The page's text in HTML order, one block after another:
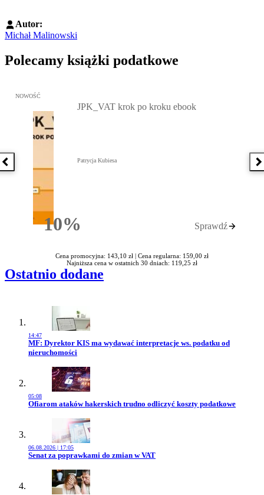
Autor:
Michał Malinowski
Polecamy książki podatkowe
Poprzednia książka
Przejdź do: JPK_VAT krok po kroku ebook, Patrycja Kubiesa -
NOWOŚĆ
10%Rabatu
JPK_VAT krok po kroku ebook
Patrycja Kubiesa
Sprawdź
Cena promocyjna: 143,10 zł | Cena regularna: 159,00 zł
Najniższa cena w ostatnich 30 dniach: 119,25 zł
Ostatnio dodane
14:47
Przejdź do artykułu:
MF: Dyrektor KIS ma wydawać interpretacje ws. podatku od
nieruchomości
05:08
Przejdź do artykułu:
Ofiarom ataków hakerskich trudno odliczyć koszty podatkowe
06.08.2026 | 17:05
Przejdź do artykułu:
Senat za poprawkami do zmian w VAT